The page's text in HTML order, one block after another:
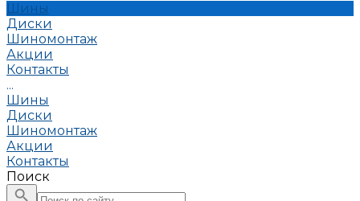
Шины
Диски
Шиномонтаж
Акции
Контакты
...
Шины
Диски
Шиномонтаж
Акции
Контакты
Поиск